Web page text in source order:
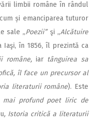
limbii române în rândul
și emanciparea tuturor
sale „Poezii”şi „Alcătuire
Iaşi, în 1856, îl prezintă ca
române, iartânguirea sa
îl face un precursor al
literaturii române). Este
profund poet liric de
, Istoria critică a literaturii